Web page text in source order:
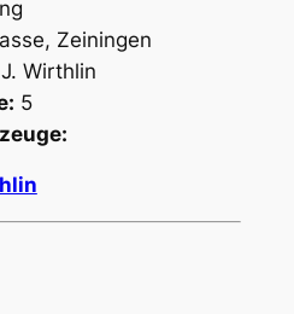
Zeiningen
Wirthlin
5